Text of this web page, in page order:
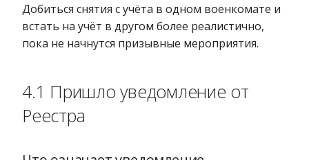
Добиться снятия с учёта в одном военкомате и
встать на учёт в другом более реалистично,
пока не начнутся призывные мероприятия.
4.1 Пришло уведомление от
Реестра